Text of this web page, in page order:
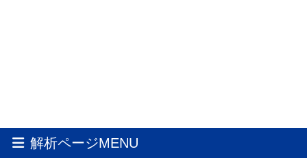
解析ページMENU